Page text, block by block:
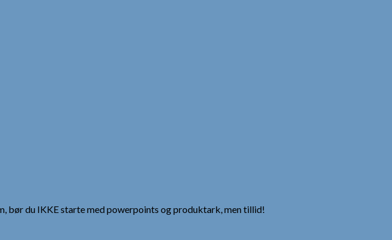
bør du IKKE starte med powerpoints og produktark, men tillid!